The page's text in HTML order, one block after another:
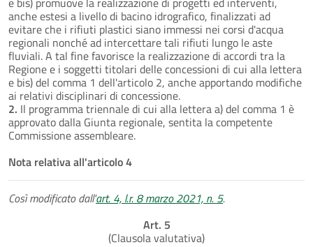
anche estesi a livello di bacino idrografico, finalizzati ad
evitare che i rifiuti plastici siano immessi nei corsi d'acqua
regionali nonché ad intercettare tali rifiuti lungo le aste
fluviali. A tal fine favorisce la realizzazione di accordi tra la
Regione e i soggetti titolari delle concessioni di cui alla lettera
e bis) del comma 1 dell'articolo 2, anche apportando modifiche
ai relativi disciplinari di concessione.
2. Il programma triennale di cui alla lettera a) del comma 1 è
approvato dalla Giunta regionale, sentita la competente
Commissione assembleare.
Nota relativa all'articolo 4
Così modificato dall'art. 4, l.r. 8 marzo 2021, n. 5.
Art. 5
(Clausola valutativa)